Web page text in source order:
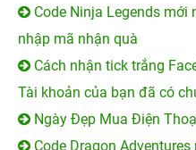
Code Ninja Legends
nhập mã nhận quà
Cách nhận tick trắng
Tài khoản của bạn đã có
Ngày Đẹp Mua Điện
Code Dragon